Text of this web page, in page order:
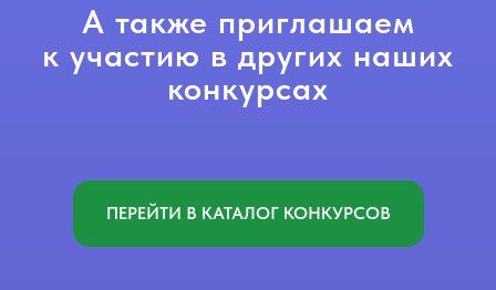
А также приглашаем
к участию в других наших
конкурсах
ПЕРЕЙТИ В КАТАЛОГ КОНКУРСОВ